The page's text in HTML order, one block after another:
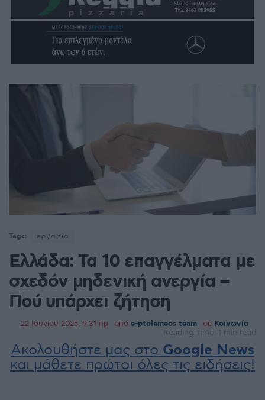
Tags: εργασία
Ελλάδα: Τα 10 επαγγέλματα με
σχεδόν μηδενική ανεργία –
Πού υπάρχει ζήτηση
22 Ιουνίου 2025, 9:31 πμ από e-ptolemeos team σε Κοινωνία
Reading Time: 1 min read
Ακολουθήστε μας στο Google News
και μάθετε πρώτοι όλες τις ειδήσεις!